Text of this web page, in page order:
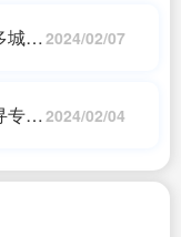
城二 2024/02/07
专业 2024/02/04